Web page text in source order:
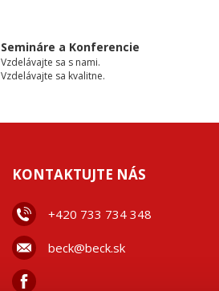
Semináre a Konferencie
Vzdelávajte sa s nami.
Vzdelávajte sa kvalitne.
KONTAKTUJTE NÁS
+420 733 734 348
beck@beck.sk